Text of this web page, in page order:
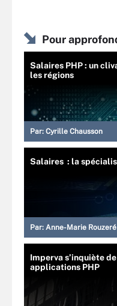
Pour
Salaires PHP : un
les régions
Par: Cyrille Chausson
Salaires : la
Par: Anne-Marie Rouzeré
Imperva s’inquiète
applications PHP